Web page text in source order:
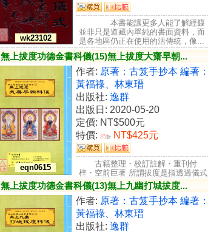
wk23102
本書能讓更多人能了解經籙
並非只是道藏內單純的書面資料，而
是各地區仍正在使用的活傳統，像...
無上拔度功德金書科儀(15)無上拔度大齋早朝...
eqn0615
作者: 原著：古笈手抄本 編著：
黃福祿、林東瑨
出版社: 逸群
出版日: 2020-05-20
定價: NT$500元
特價: 85折 NT$425元
古籍整理・校訂註解・重刊付
梓・空前巨著 所謂拔度是指透過儀式
行為，將亡者從地獄中救度出來...
無上拔度功德金書科儀(13)無上九幽打城拔度...
作者: 原著：古笈手抄本 編著：
黃福祿、林東瑨
出版社: 逸群